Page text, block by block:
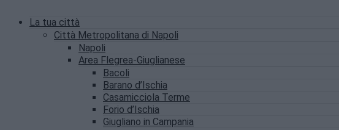
La tua città
Città Metropolitana di Napoli
Napoli
Area Flegrea-Giuglianese
Bacoli
Barano d’Ischia
Casamicciola Terme
Forio d’Ischia
Giugliano in Campania